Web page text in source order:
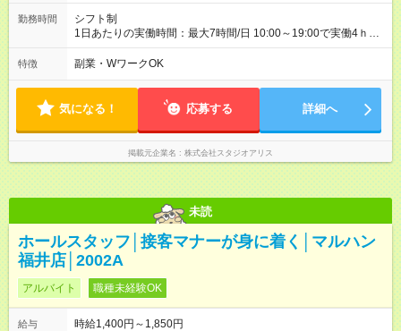
勤務時間
シフト制
1日あたりの実働時間：最大7時間/日 10:00～19:00で実働4ｈ～
◆週2日～・1日4ｈ～OK ◆土日祝勤務できる方歓迎
特徴 副業・WワークOK
気になる！ 応募する 詳細へ
掲載元企業名 株式会社スタジオアリス
未読
ホールスタッフ│接客マナーが身に着く│マルハン
福井店│2002A
アルバイト 職種未経験OK
給与
時給1,400円～1,850円